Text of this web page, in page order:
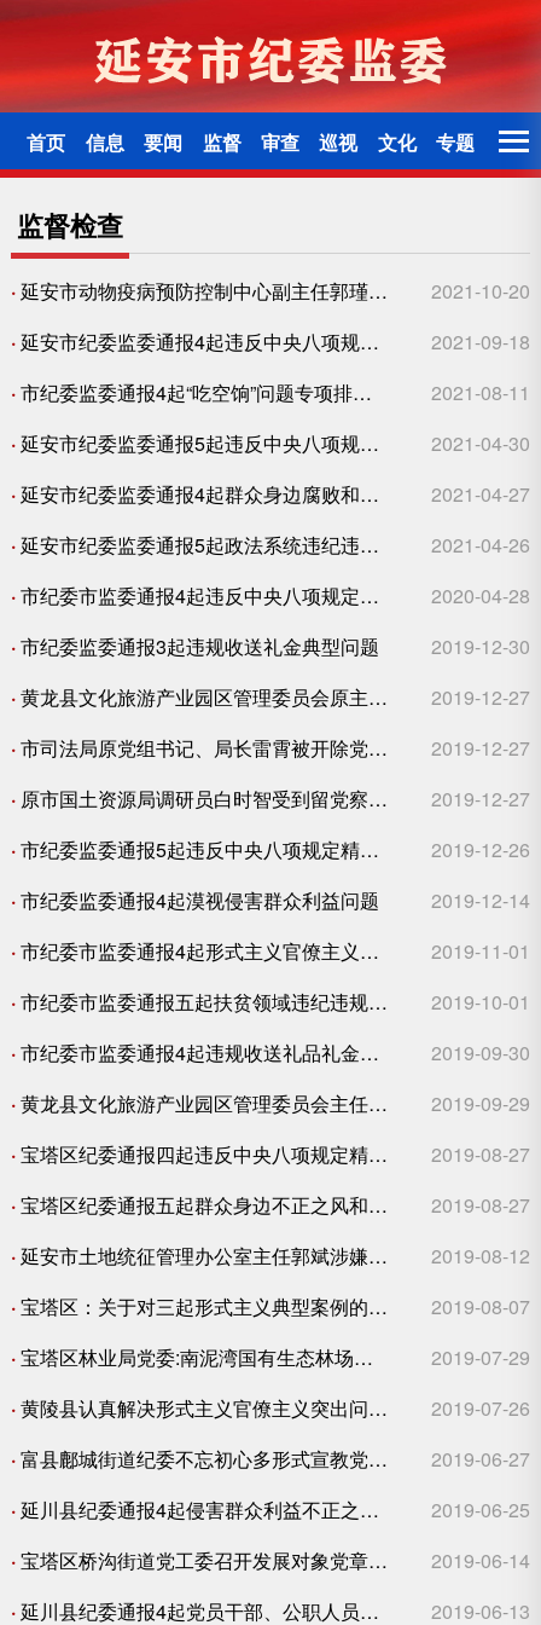
首页 信息 要闻 监督 审查 巡视 文化 专题
监督检查
2021-10-20
·延安市动物疫病预防控制中心副主任郭瑾严重违纪违法被开除党籍和公职
2021-09-18
·延安市纪委监委通报4起违反中央八项规定精神问题
2021-08-11
·市纪委监委通报4起“吃空饷”问题专项排查整治工作不力典型问题
2021-04-30
·延安市纪委监委通报5起违反中央八项规定精神问题
2021-04-27
·延安市纪委监委通报4起群众身边腐败和作风问题
2021-04-26
·延安市纪委监委通报5起政法系统违纪违法典型问题
2020-04-28
·市纪委市监委通报4起违反中央八项规定精神问题
2019-12-30
·市纪委监委通报3起违规收送礼金典型问题
2019-12-27
·黄龙县文化旅游产业园区管理委员会原主任徐选朝被开除党籍、开除公职
2019-12-27
·市司法局原党组书记、局长雷霄被开除党籍、开除公职
2019-12-27
·原市国土资源局调研员白时智受到留党察看一年、降低退休待遇处分
2019-12-26
·市纪委监委通报5起违反中央八项规定精神问题
2019-12-14
·市纪委监委通报4起漠视侵害群众利益问题
2019-11-01
·市纪委市监委通报4起形式主义官僚主义典型问题
2019-10-01
·市纪委市监委通报五起扶贫领域违纪违规典型案例
2019-09-30
·市纪委市监委通报4起违规收送礼品礼金典型问题
2019-09-29
·黄龙县文化旅游产业园区管理委员会主任徐选朝接受纪律审查和监察调查
2019-08-27
·宝塔区纪委通报四起违反中央八项规定精神问题典型案例
2019-08-27
·宝塔区纪委通报五起群众身边不正之风和腐败问题典型案例
2019-08-12
·延安市土地统征管理办公室主任郭斌涉嫌严重违纪接受组织调查
2019-08-07
·宝塔区：关于对三起形式主义典型案例的通报
2019-07-29
·宝塔区林业局党委:南泥湾国有生态林场支部传承红色革命精神坚定理想信念
2019-07-26
·黄陵县认真解决形式主义官僚主义突出问题努力为基层减负
2019-06-27
·富县鄜城街道纪委不忘初心多形式宣教党风廉政
2019-06-25
·延川县纪委通报4起侵害群众利益不正之风和腐败问题典型案例
2019-06-14
·宝塔区桥沟街道党工委召开发展对象党章党纪知识培训会
2019-06-13
·延川县纪委通报4起党员干部、公职人员违纪违法典型案例